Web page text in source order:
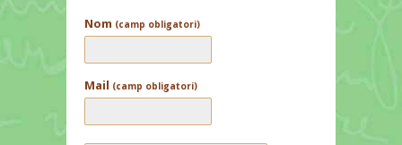
Nom (camp obligatori)
Mail (camp obligatori)